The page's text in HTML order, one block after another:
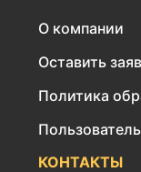
О компании
Оставить
Политика
КОНТАКТЫ